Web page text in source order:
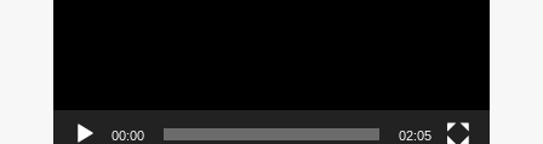
00:00 02:05